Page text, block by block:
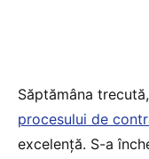
Săptămâna trecută,
procesului de
excelență. S-a